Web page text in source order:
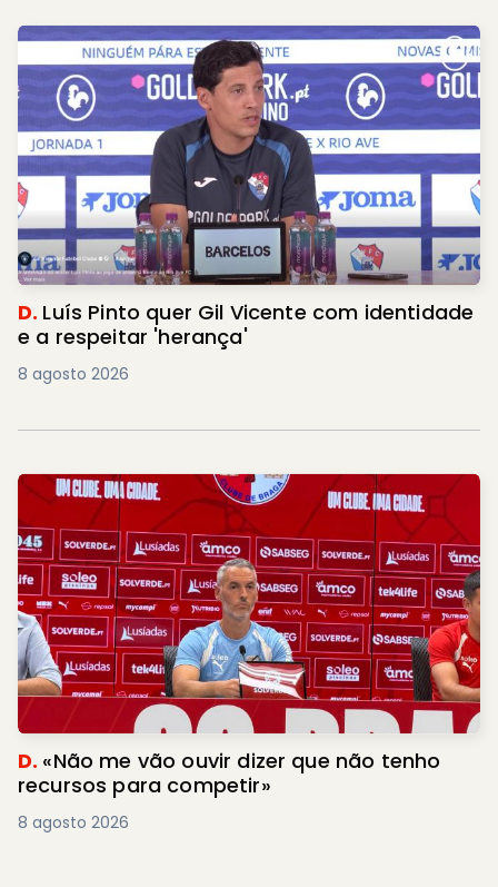
D. Luís Pinto quer Gil Vicente com identidade
e a respeitar 'herança'
8 agosto 2026
D. «Não me vão ouvir dizer que não tenho
recursos para competir»
8 agosto 2026